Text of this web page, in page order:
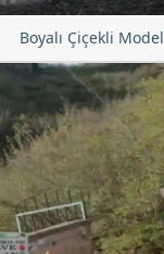
Boyalı Çiçekli Model